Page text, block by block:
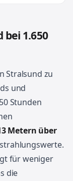
1.650
Stralsund zu
und
Stunden
Metern über
für weniger
die